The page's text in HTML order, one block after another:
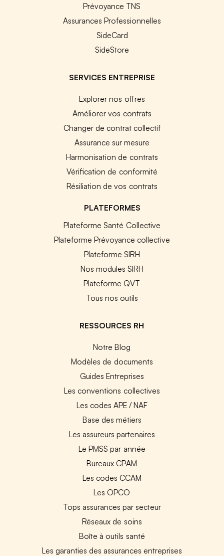
Prévoyance TNS
Assurances Professionnelles
SideCard
SideStore
SERVICES ENTREPRISE
Explorer nos offres
Améliorer vos contrats
Changer de contrat collectif
Assurance sur mesure
Harmonisation de contrats
Vérification de conformité
Résiliation de vos contrats
PLATEFORMES
Plateforme Santé Collective
Plateforme Prévoyance collective
Plateforme SIRH
Nos modules SIRH
Plateforme QVT
Tous nos outils
RESSOURCES RH
Notre Blog
Modèles de documents
Guides Entreprises
Les conventions collectives
Les codes APE / NAF
Base des métiers
Les assureurs partenaires
Le PMSS par année
Bureaux CPAM
Les codes CCAM
Les OPCO
Tops assurances par secteur
Réseaux de soins
Boîte à outils santé
Les garanties des assurances entreprises